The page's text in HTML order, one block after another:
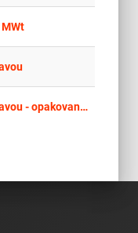
Modernizace SZTE Žďár nad Sázavou - opakované zadání